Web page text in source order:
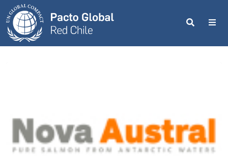
Search